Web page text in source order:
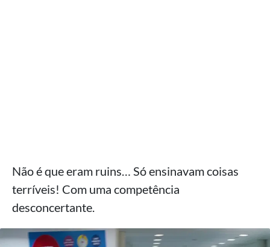
Não é que eram ruins… Só ensinavam coisas
terríveis! Com uma competência
desconcertante.